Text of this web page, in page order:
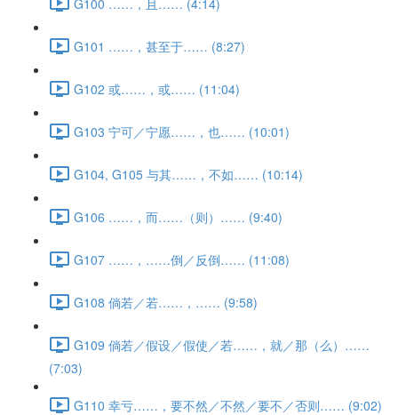
G101 ……，甚至于…… (8:27)
G102 或……，或…… (11:04)
G103 宁可／宁愿……，也…… (10:01)
G104, G105 与其……，不如…… (10:14)
G106 ……，而……（则）…… (9:40)
G107 ……，……倒／反倒…… (11:08)
G108 倘若／若……，…… (9:58)
G109 倘若／假设／假使／若……，就／那（么）……
(7:03)
G110 幸亏……，要不然／不然／要不／否则…… (9:02)